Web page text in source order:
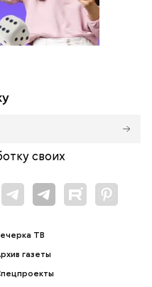
своих
ТВ
газеты